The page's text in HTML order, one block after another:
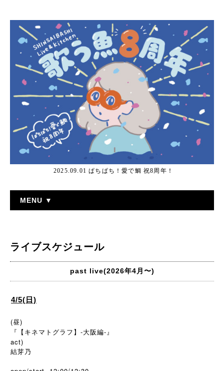
2025.09.01 ぱちぱち！愛で鯛 祝8周年！
MENU ▼
ライブスケジュール
past live(2026年4月〜)
4/5(日)
(昼)
『【キネマトグラフ】-大阪編-』
act)
結芽乃